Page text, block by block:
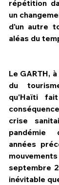
répétition
un
d'un autre
aléas du
Le GARTH,
du
qu'Haïti
crise
pandémie
années
septembre
inévitable